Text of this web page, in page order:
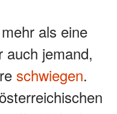
als eine
auch jemand,
schwiegen.